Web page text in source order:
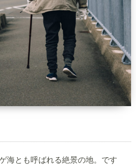
海とも呼ばれる絶景の地。です